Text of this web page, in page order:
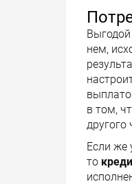
нем,
в том,
другого
Если же
то